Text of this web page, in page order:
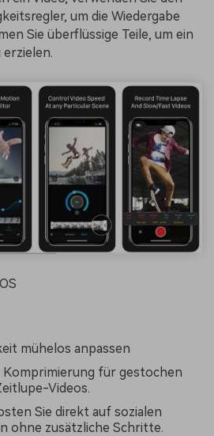
um die Wiedergabe
Sie überflüssige Teile, um ein
mühelos anpassen
für gestochen
Videos.
Sie direkt auf sozialen
ohne zusätzliche Schritte.